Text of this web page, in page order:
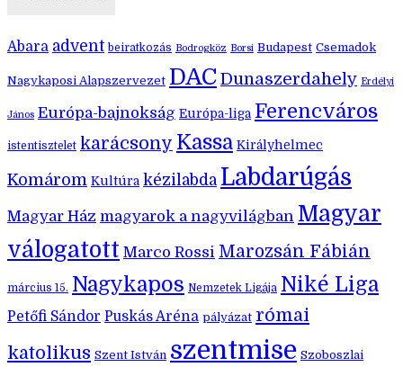
Abara advent beiratkozás Bodrogköz Borsi Budapest Csemadok
Nagykaposi Alapszervezet DACDunaszerdahely Erdélyi
János Európa-bajnokság Európa-liga Ferencváros
istentisztelet karácsony Kassa Királyhelmec
Komárom Kultúra kézilabda Labdarúgás
Magyar Ház magyarok a nagyvilágban Magyar
válogatott Marco Rossi Marozsán Fábián
március 15. Nagykapos Nemzetek Ligája Niké Liga
Petőfi Sándor Puskás Aréna pályázat római
katolikus Szent István szentmise Szoboszlai